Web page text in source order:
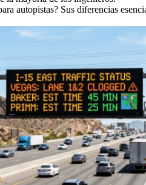
autopistas? Sus diferencias